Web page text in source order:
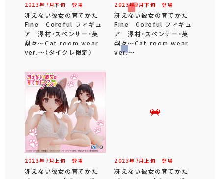
2023年 7 月下旬 登場
冴えない彼女の育てかた
Fine Coreful フィギュ
ア 澤村・スペンサー・英
梨々～Cat room wear
ver.～（タイクレ限定）
2023年7 月下旬 登場
冴えない彼女の育てかた
Fine Coreful フィギュ
ア 澤村・スペンサー・英
梨々～Cat room wear
ver.～
2023年 7 月 上旬 登場
冴えない彼女の育てかた
2023年 7 月 上旬 登場
冴えない彼女の育てかた